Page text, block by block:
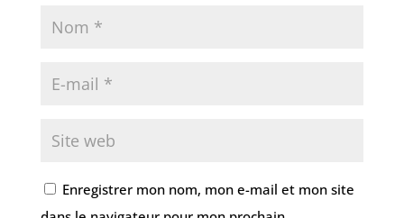
Enregistrer mon nom, mon e-mail et mon site